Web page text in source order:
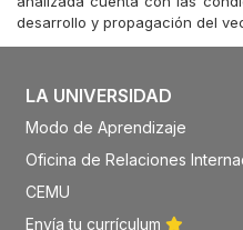
desarrollo y propagación del
LA UNIVERSIDAD
Modo de Aprendizaje
Oficina de Relaciones
CEMU
Envía tu currículum